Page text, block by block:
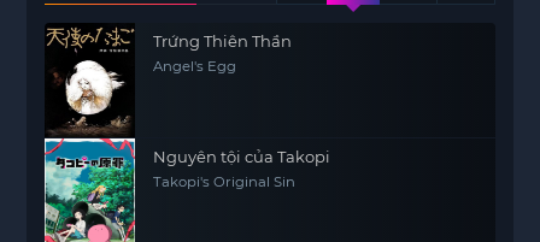
Trứng Thiên Thần
Angel's Egg
Nguyên tội của Takopi
Takopi's Original Sin